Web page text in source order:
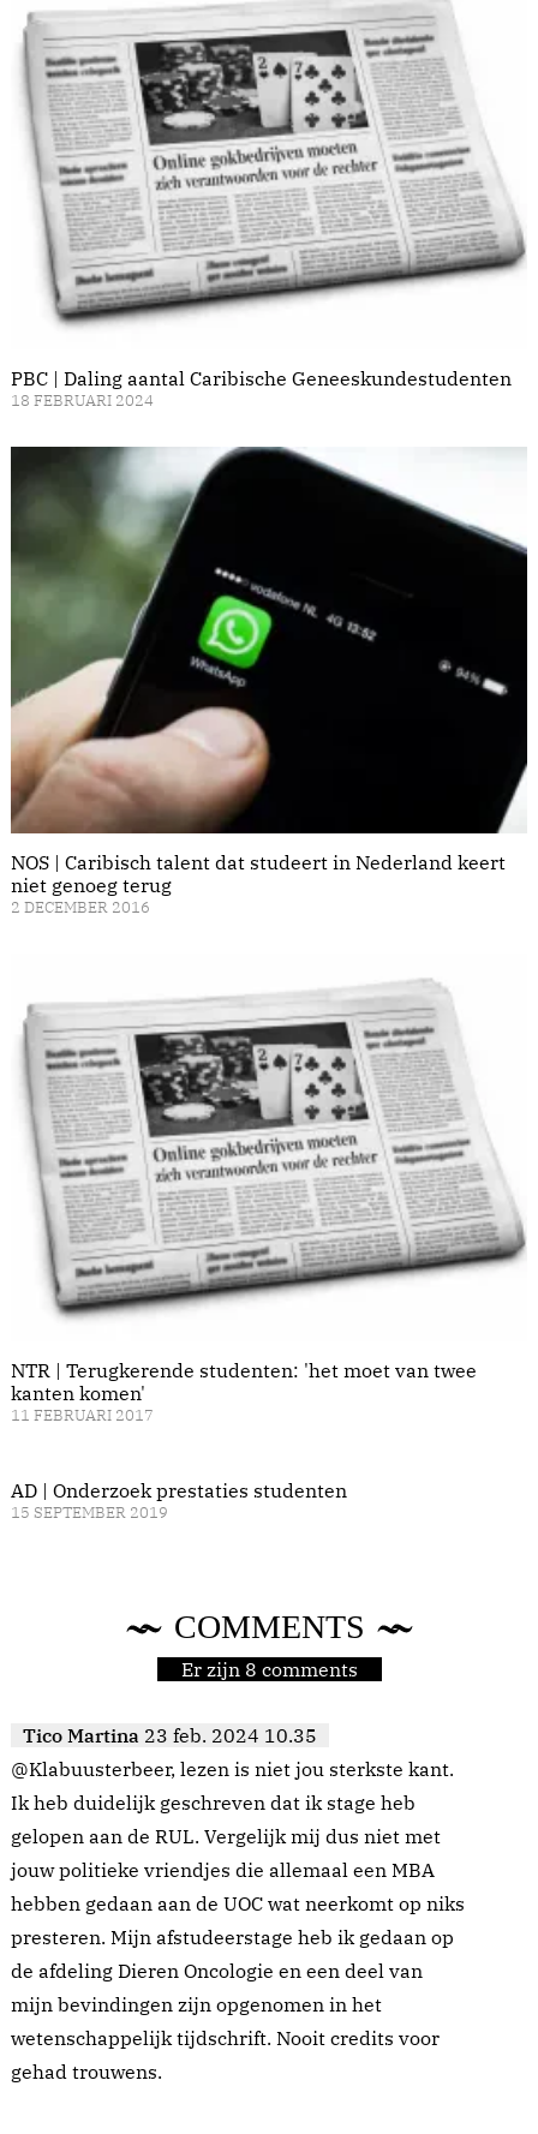
PBC | Daling aantal Caribische Geneeskundestudenten
18 FEBRUARI 2024
NOS | Caribisch talent dat studeert in Nederland keert
niet genoeg terug
2 DECEMBER 2016
NTR | Terugkerende studenten: 'het moet van twee
kanten komen'
11 FEBRUARI 2017
AD | Onderzoek prestaties studenten
15 SEPTEMBER 2019
COMMENTS
Er zijn 8 comments
Tico Martina 23 feb. 2024 10.35
@Klabuusterbeer, lezen is niet jou sterkste kant.
Ik heb duidelijk geschreven dat ik stage heb
gelopen aan de RUL. Vergelijk mij dus niet met
jouw politieke vriendjes die allemaal een MBA
hebben gedaan aan de UOC wat neerkomt op niks
presteren. Mijn afstudeerstage heb ik gedaan op
de afdeling Dieren Oncologie en een deel van
mijn bevindingen zijn opgenomen in het
wetenschappelijk tijdschrift. Nooit credits voor
gehad trouwens.